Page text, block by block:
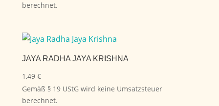
berechnet.
JAYA RADHA JAYA KRISHNA
1,49 €
Gemäß § 19 UStG wird keine Umsatzsteuer
berechnet.